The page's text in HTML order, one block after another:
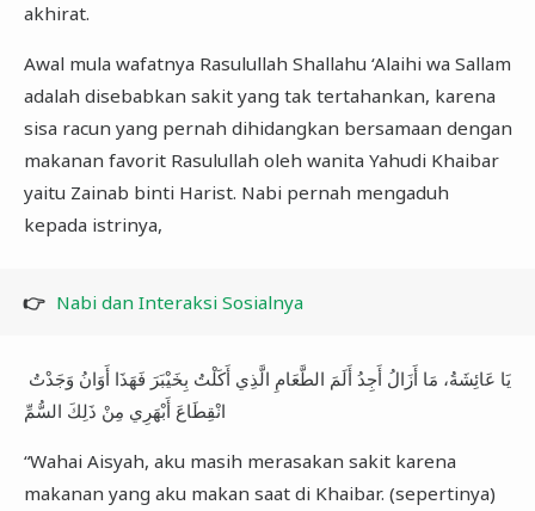
akhirat.
Awal mula wafatnya Rasulullah Shallahu ‘Alaihi wa Sallam
adalah disebabkan sakit yang tak tertahankan, karena
sisa racun yang pernah dihidangkan bersamaan dengan
makanan favorit Rasulullah oleh wanita Yahudi Khaibar
yaitu Zainab binti Harist. Nabi pernah mengaduh
kepada istrinya,
👉 Nabi dan Interaksi Sosialnya
“Wahai Aisyah, aku masih merasakan sakit karena
makanan yang aku makan saat di Khaibar. (sepertinya)